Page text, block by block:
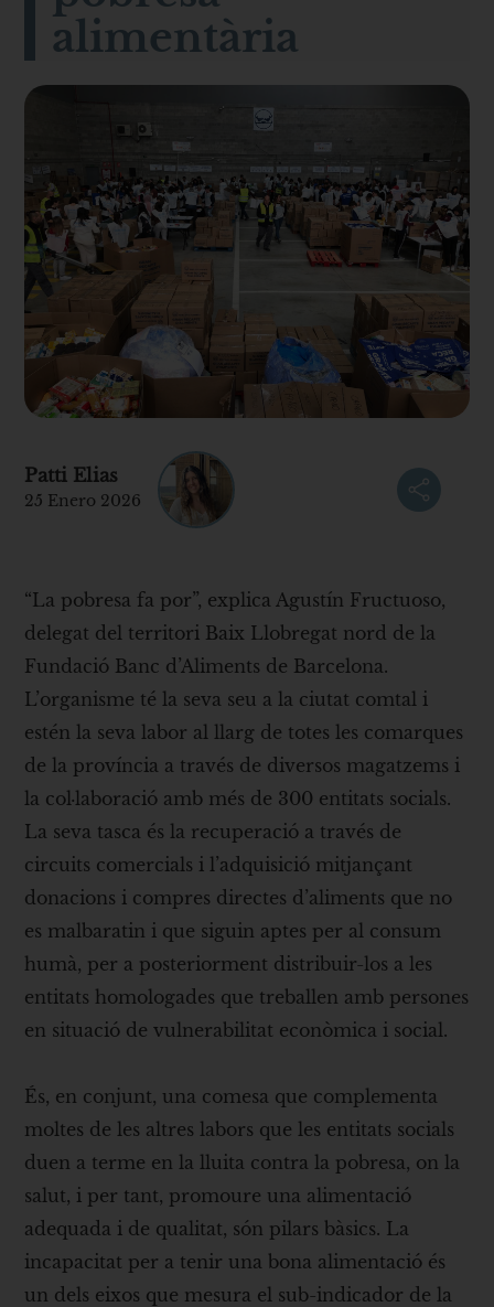
alimentària
Patti Elias
25 Enero 2026
“La pobresa fa por”, explica Agustín Fructuoso,
delegat del territori Baix Llobregat nord de la
Fundació Banc d’Aliments de Barcelona.
L’organisme té la seva seu a la ciutat comtal i
estén la seva labor al llarg de totes les comarques
de la província a través de diversos magatzems i
la col·laboració amb més de 300 entitats socials.
La seva tasca és la recuperació a través de
circuits comercials i l’adquisició mitjançant
donacions i compres directes d’aliments que no
es malbaratin i que siguin aptes per al consum
humà, per a posteriorment distribuir-los a les
entitats homologades que treballen amb persones
en situació de vulnerabilitat econòmica i social.
És, en conjunt, una comesa que complementa
moltes de les altres labors que les entitats socials
duen a terme en la lluita contra la pobresa, on la
salut, i per tant, promoure una alimentació
adequada i de qualitat, són pilars bàsics. La
incapacitat per a tenir una bona alimentació és
un dels eixos que mesura el sub-indicador de la